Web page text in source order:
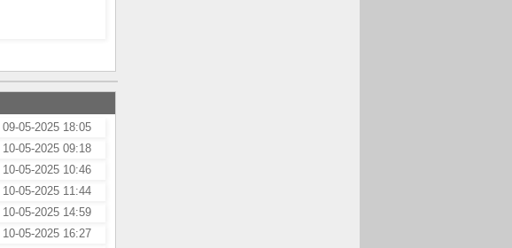
09-05-2025 18:05
10-05-2025 09:18
10-05-2025 10:46
10-05-2025 11:44
10-05-2025 14:59
10-05-2025 16:27